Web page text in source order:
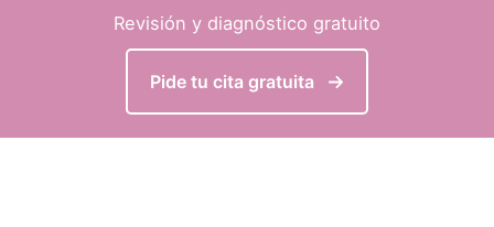
Revisión y diagnóstico gratuito
Pide tu cita gratuita